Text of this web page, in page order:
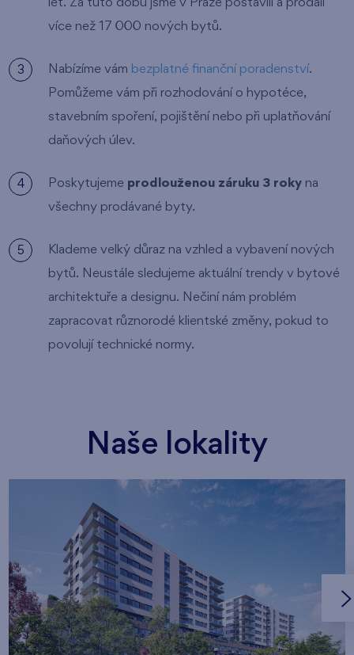
let. Za tuto dobu jsme v Praze postavili a prodali
více než 17 000 nových bytů.
Nabízíme vám bezplatné finanční poradenství.
Pomůžeme vám při rozhodování o hypotéce,
stavebním spoření, pojištění nebo při uplatňování
daňových úlev.
Poskytujeme prodlouženou záruku 3 roky na
všechny prodávané byty.
Klademe velký důraz na vzhled a vybavení nových
bytů. Neustále sledujeme aktuální trendy v bytové
architektuře a designu. Nečiní nám problém
zapracovat různorodé klientské změny, pokud to
povolují technické normy.
Naše lokality